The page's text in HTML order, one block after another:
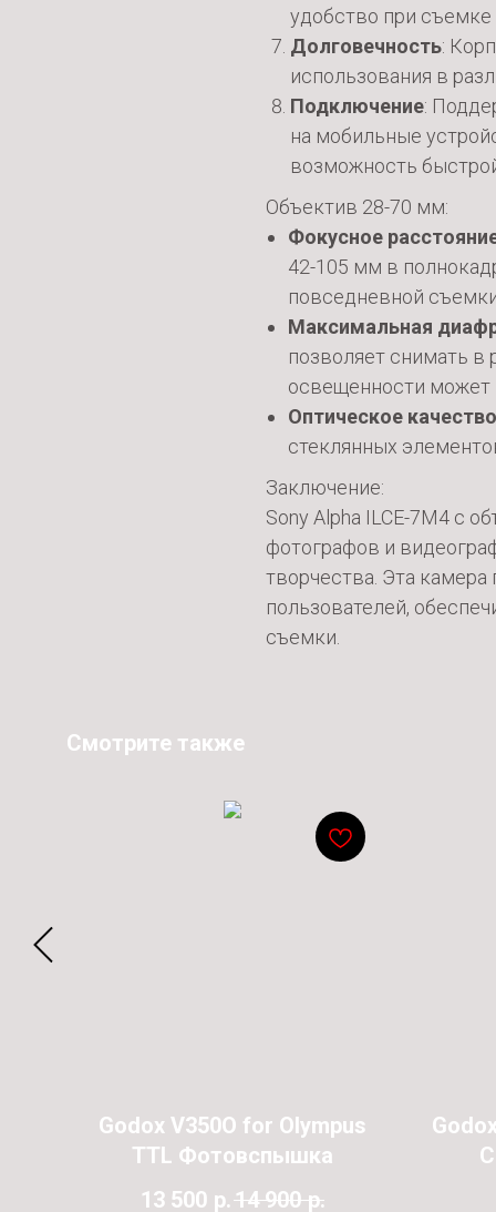
удобство при
Долговечность:
использования в
Подключение:
на мобильные
возможность
Объектив 28-70 мм:
Фокусное
42-105 мм в
повседневной
Максимальная
позволяет снимать в
освещенности может
Оптическое качество
стеклянных
Заключение:
Sony Alpha ILCE-7M4 с
фотографов и
творчества. Эта
пользователей,
съемки.
Смотрите также
Godox V350O for Olympus
TTL Фотовспышка
13 500 р.14 900 р.